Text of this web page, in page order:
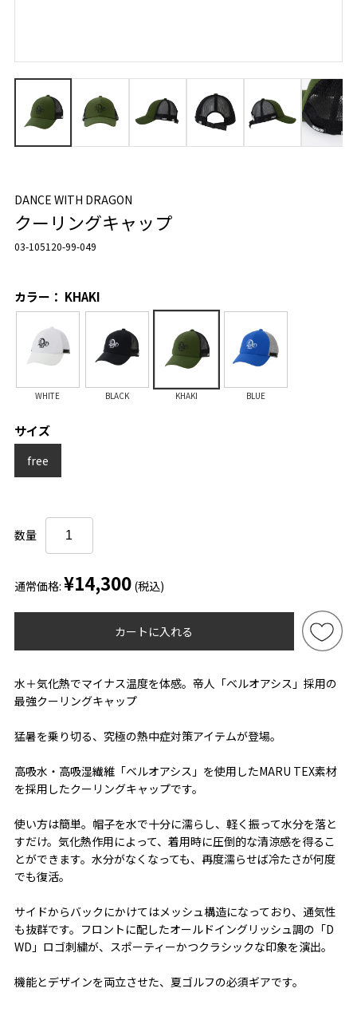
DANCE WITH DRAGON
クーリングキャップ
03-105120-99-049
カラー： KHAKI
WHITE BLACK KHAKI BLUE
サイズ
free
数量
通常価格: ¥14,300 (税込)
カートに入れる
水＋気化熱でマイナス温度を体感。帝人「ベルオアシス」採用の
最強クーリングキャップ
猛暑を乗り切る、究極の熱中症対策アイテムが登場。
高吸水・高吸湿繊維「ベルオアシス」を使用したMARU TEX素材
を採用したクーリングキャップです。
使い方は簡単。帽子を水で十分に濡らし、軽く振って水分を落と
すだけ。気化熱作用によって、着用時に圧倒的な清涼感を得るこ
とができます。水分がなくなっても、再度濡らせば冷たさが何度
でも復活。
サイドからバックにかけてはメッシュ構造になっており、通気性
も抜群です。フロントに配したオールドイングリッシュ調の「D
WD」ロゴ刺繍が、スポーティーかつクラシックな印象を演出。
機能とデザインを両立させた、夏ゴルフの必須ギアです。